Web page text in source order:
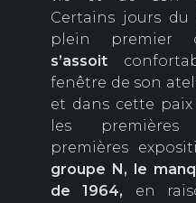
Certains jours
plein premier
s’assoit
fenêtre de son
et dans cette
les premières
premières
groupe N, le
de 1964, en